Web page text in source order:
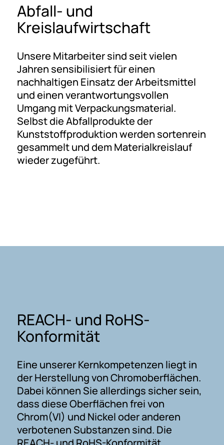
Abfall- und
Kreislaufwirtschaft
Unsere Mitarbeiter sind seit vielen
Jahren sensibilisiert für einen
nachhaltigen Einsatz der Arbeitsmittel
und einen verantwortungsvollen
Umgang mit Verpackungsmaterial.
Selbst die Abfallprodukte der
Kunststoffproduktion werden sortenrein
gesammelt und dem Materialkreislauf
wieder zugeführt.
REACH- und RoHS-
Konformität
Eine unserer Kernkompetenzen liegt in
der Herstellung von Chromoberflächen.
Dabei können Sie allerdings sicher sein,
dass diese Oberflächen frei von
Chrom(VI) und Nickel oder anderen
verbotenen Substanzen sind. Die